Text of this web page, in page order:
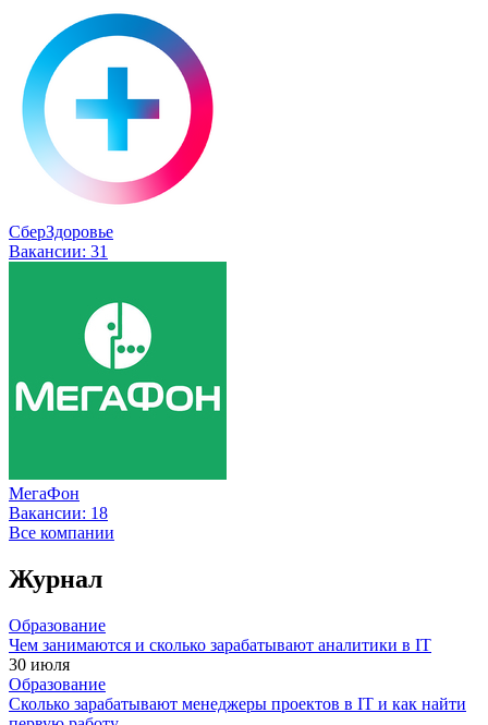
СберЗдоровье
Вакансии: 31
МегаФон
Вакансии: 18
Все компании
Журнал
Образование
Чем занимаются и сколько зарабатывают аналитики в IT
30 июля
Образование
Сколько зарабатывают менеджеры проектов в IT и как найти